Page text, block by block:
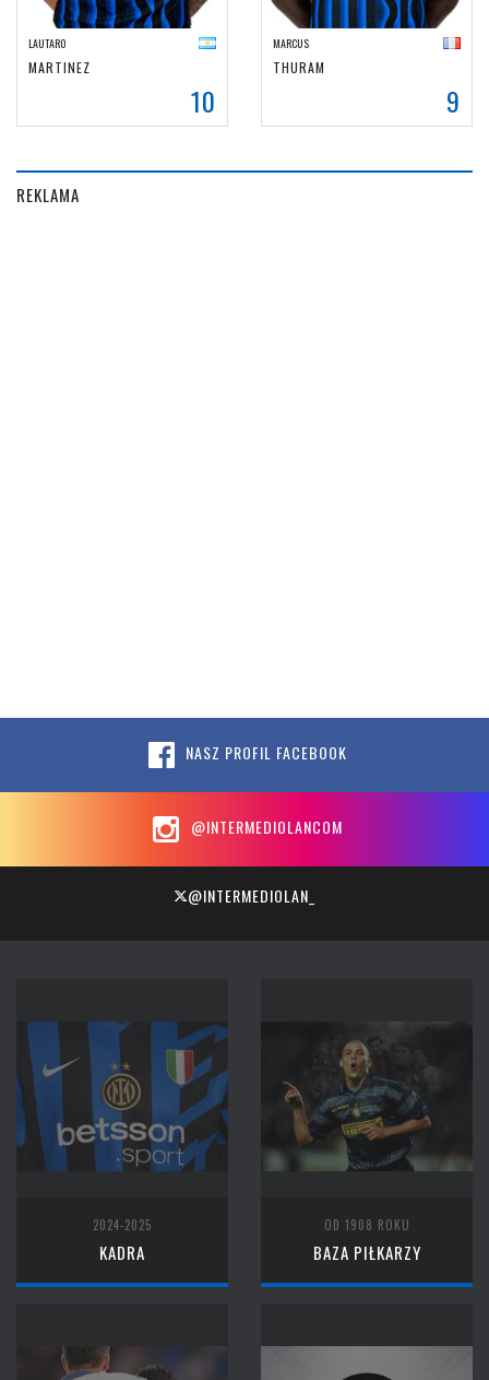
LAUTARO
MARTINEZ
10
MARCUS
THURAM
9
REKLAMA
NASZ PROFIL FACEBOOK
@INTERMEDIOLANCOM
@INTERMEDIOLAN_
2024-2025
KADRA
OD 1908 ROKU
BAZA PIŁKARZY